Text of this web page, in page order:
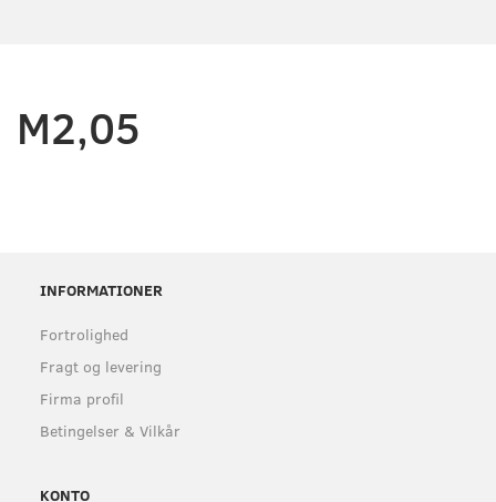
M2,05
INFORMATIONER
Fortrolighed
Fragt og levering
Firma profil
Betingelser & Vilkår
KONTO